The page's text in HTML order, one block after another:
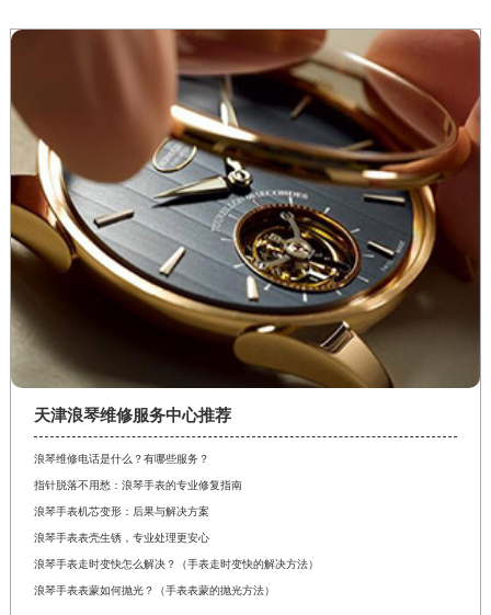
天津浪琴维修服务中心推荐
浪琴维修电话是什么？有哪些服务？
指针脱落不用愁：浪琴手表的专业修复指南
浪琴手表机芯变形：后果与解决方案
浪琴手表表壳生锈，专业处理更安心
浪琴手表走时变快怎么解决？（手表走时变快的解决方法）
浪琴手表表蒙如何抛光？（手表表蒙的抛光方法）